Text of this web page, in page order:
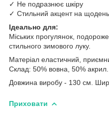
✓ Не подразнює шкіру
✓ Стильний акцент на
Ідеально для:
Міських прогулянок,
стильного зимового луку.
Матеріал еластичний,
Склад: 50% вовна, 50% акрил.
Довжина виробу - 130 см.
Приховати